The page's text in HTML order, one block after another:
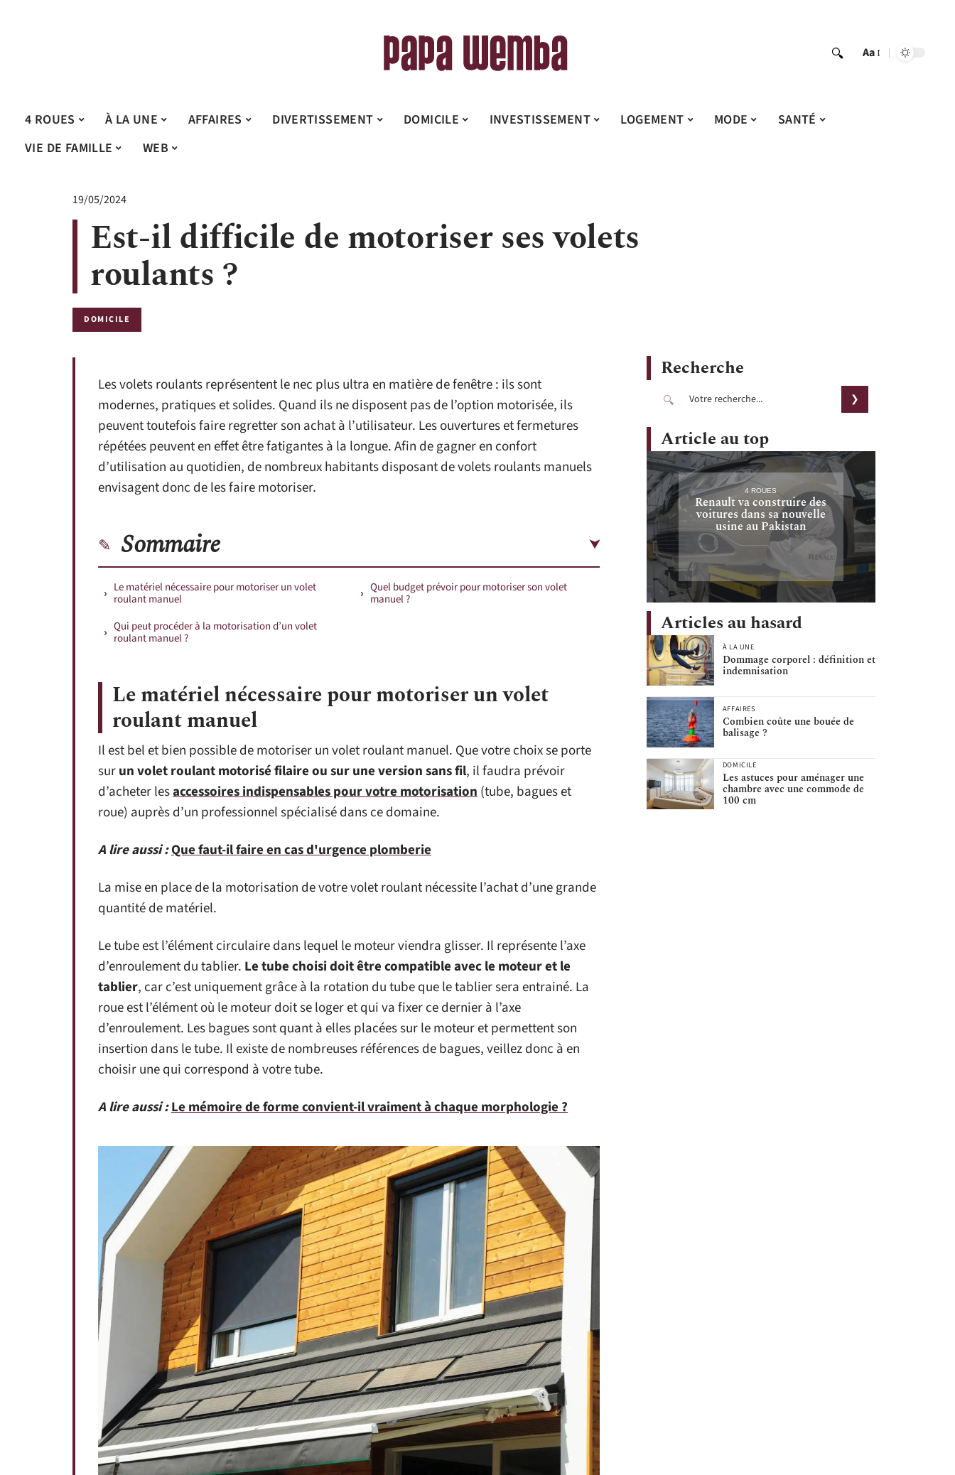
Aa
4 ROUES À LA UNE AFFAIRES DIVERTISSEMENT DOMICILE INVESTISSEMENT LOGEMENT MODE
SANTÉ
VIE DE FAMILLE
WEB
19/05/2024
Est-il difficile de motoriser ses volets
roulants ?
DOMICILE
Les volets roulants représentent le nec plus ultra en matière de fenêtre : ils sont
modernes, pratiques et solides. Quand ils ne disposent pas de l’option motorisée, ils
peuvent toutefois faire regretter son achat à l’utilisateur. Les ouvertures et fermetures
répétées peuvent en effet être fatigantes à la longue. Afin de gagner en confort
d’utilisation au quotidien, de nombreux habitants disposant de volets roulants manuels
envisagent donc de les faire motoriser.
Sommaire
Le matériel nécessaire pour motoriser un volet
roulant manuel
Qui peut procéder à la motorisation d’un volet
roulant manuel ?
Quel budget prévoir pour motoriser son volet
manuel ?
Le matériel nécessaire pour motoriser un volet
roulant manuel
Il est bel et bien possible de motoriser un volet roulant manuel. Que votre choix se porte
surun volet roulant motorisé filaire ou sur une version sans fil, il faudra prévoir
d’acheter lesaccessoires indispensables pour votre motorisation(tube, bagues et
roue) auprès d’un professionnel spécialisé dans ce domaine.
A lire aussi :Que faut-il faire en cas d'urgence plomberie
La mise en place de la motorisation de votre volet roulant nécessite l’achat d’une grande
quantité de matériel.
Le tube est l’élément circulaire dans lequel le moteur viendra glisser. Il représente l’axe
d’enroulement du tablier. Le tube choisi doit être compatible avec le moteur et le
tablier, car c’est uniquement grâce à la rotation du tube que le tablier sera entrainé. La
roue est l’élément où le moteur doit se loger et qui va fixer ce dernier à l’axe
d’enroulement. Les bagues sont quant à elles placées sur le moteur et permettent son
insertion dans le tube. Il existe de nombreuses références de bagues, veillez donc à en
choisir une qui correspond à votre tube.
A lire aussi :Le mémoire de forme convient-il vraiment à chaque morphologie ?
Recherche
Article au top
4 ROUES
Renault va construire des
voitures dans sa nouvelle
usine au Pakistan
Articles au hasard
À LA UNE
Dommage corporel : définition et
indemnisation
AFFAIRES
Combien coûte une bouée de
balisage ?
DOMICILE
Les astuces pour aménager une
chambre avec une commode de
100 cm